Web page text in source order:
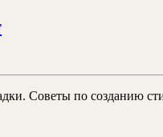
Дизайн
отделка
ванных
Советы по созданию